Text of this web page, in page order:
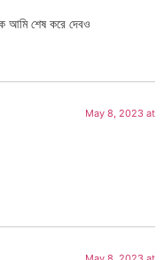
আমি শেষ করে দেবও
May 8, 2023 at